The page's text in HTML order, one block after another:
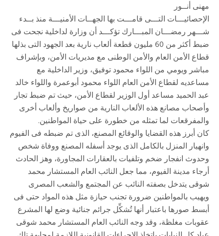
مغلقة
مهنى أنــور
الإحصائيـــات التـــى قامـــت بها الجهــات الأمنيـــة منذ بــدء
شـــهر رمضـــان المبـــارك تؤكـــد أن وزارة لداخلية نجحت فى
ضبط أكثر من 60 مليون قطعة ألعاب نارية بعد الجهود التى بذلها
قطاع الأمن العام والأمن الوطنى مع مديريات الأمن، وبإشراف
مباشر ويومي من اللواء محمود توفيق، وزير الداخلية مع
مساعديه لقطاع الأمن العام اللواء محمود أبوعمرة واللواء خالد
عبد الحميد مساعد أول الوزير لقطاع الأمن، حيث تم ضبط تجار
وأصحاب مصانع هذه الألعاب النارية من صواريخ وألعاب أخرى
والمفرقعات لما تمثله من خطورة على حياة المواطنين.
كان أبرز هذه القضايا والوقائع المصنع، الذى تم ضبطه فى الفيوم
وانهيار المنزل بالكامل الذى يوجد أسفله المصنع ووفاة شخص
وحدوث انفجار ضخم وتلفيات بالعقارات المجاورة، وهز الحادث
أرجاء مدينة الفيوم، مما جعل النائب العام المستشار محمد
شوقى يتدخل بصفته النائب عن المجتمع والشعب المصرى
ويهيب بالمواطنين ضرورة تجنب حيازة مثل هذه المواد حتى فى
أبسط صورها باعتبار أنها تُشكِّل جرائم جنائية وضع لها المشرع
عقوبات مغلظة، وقد وجه النائب العام المستشار محمد شوقى